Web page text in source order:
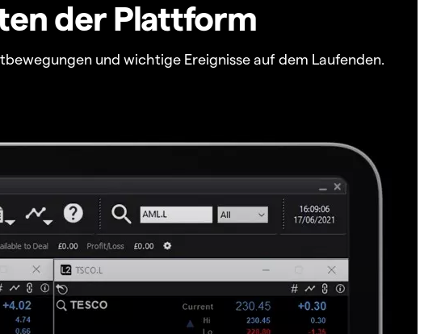
der Plattform
und wichtige Ereignisse auf dem Laufenden.